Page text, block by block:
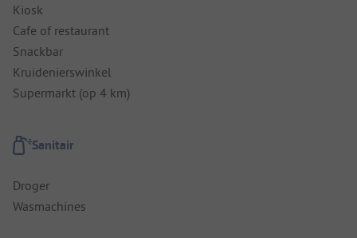
Kiosk
Cafe of restaurant
Snackbar
Kruidenierswinkel
Supermarkt (op 4 km)
Sanitair
Droger
Wasmachines